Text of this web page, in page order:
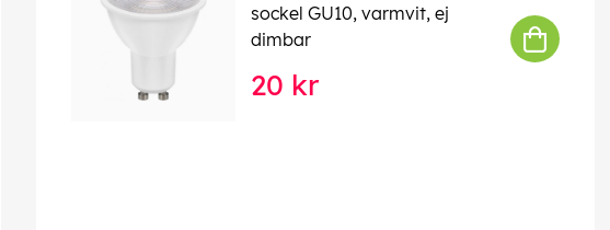
sockel GU10, varmvit, ej
dimbar
20 kr